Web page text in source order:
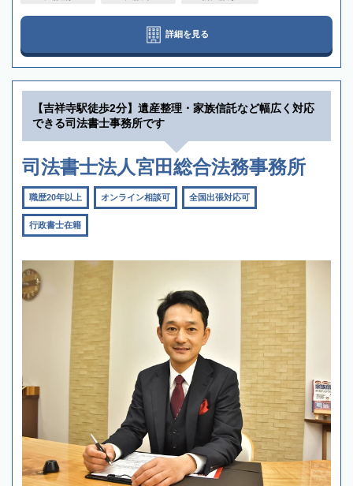
詳細を見る
【吉祥寺駅徒歩2分】遺産整理・家族信託など幅広く対応
できる司法書士事務所です
司法書士法人宮田総合法務事務所
職歴20年以上 オンライン相談可 全国出張対応可
行政書士在籍